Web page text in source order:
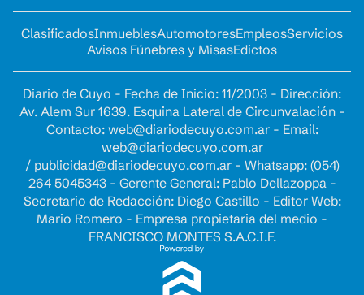
ClasificadosInmueblesAutomotoresEmpleosServicios
Avisos Fúnebres y MisasEdictos
Diario de Cuyo - Fecha de Inicio: 11/2003 - Dirección:
Av. Alem Sur 1639. Esquina Lateral de Circunvalación -
Contacto: web@diariodecuyo.com.ar- Email:
web@diariodecuyo.com.ar
/ publicidad@diariodecuyo.com.ar- Whatsapp: (054)
264 5045343 - Gerente General: Pablo Dellazoppa -
Secretario de Redacción: Diego Castillo - Editor Web:
Mario Romero - Empresa propietaria del medio -
FRANCISCO MONTES S.A.C.I.F.